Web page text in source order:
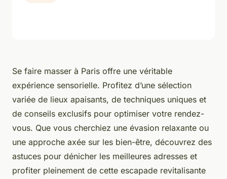
Se faire masser à Paris offre une véritable
expérience sensorielle. Profitez d’une sélection
variée de lieux apaisants, de techniques uniques et
de conseils exclusifs pour optimiser votre rendez-
vous. Que vous cherchiez une évasion relaxante ou
une approche axée sur les bien-être, découvrez des
astuces pour dénicher les meilleures adresses et
profiter pleinement de cette escapade revitalisante